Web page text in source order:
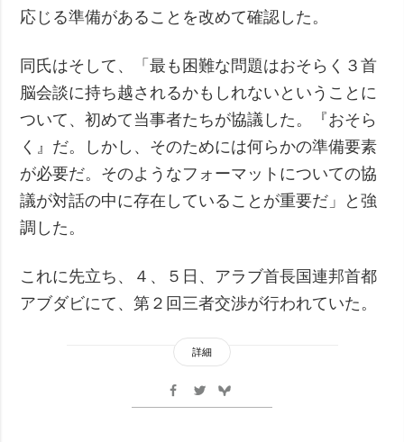
応じる準備があることを改めて確認した。
同氏はそして、「最も困難な問題はおそらく３首
脳会談に持ち越されるかもしれないということに
ついて、初めて当事者たちが協議した。『おそら
く』だ。しかし、そのためには何らかの準備要素
が必要だ。そのようなフォーマットについての協
議が対話の中に存在していることが重要だ」と強
調した。
これに先立ち、４、５日、アラブ首長国連邦首都
アブダビにて、第２回三者交渉が行われていた。
詳細